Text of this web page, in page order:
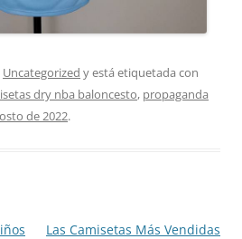
Uncategorized y está etiquetada con
dry nba baloncesto, propaganda
de 2022.
Las Camisetas Más Vendidas